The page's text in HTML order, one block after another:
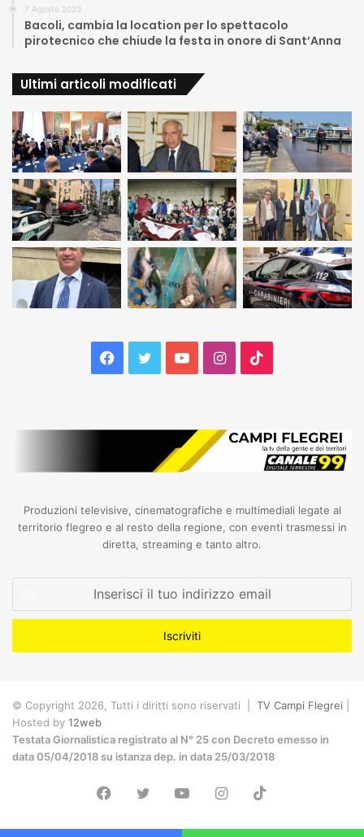
7 Agosto 2023
Bacoli, cambia la location per lo spettacolo
pirotecnico che chiude la festa in onore di Sant’Anna
Ultimi articoli modificati
Facebook
TwitterYouTubeInstagram
Produzioni televisive, cinematografiche e multimediali legate al
territorio flegreo e al resto della regione, con eventi trasmessi in
diretta, streaming e tanto altro.
tuo
email
© Copyright 2026, Tutti i diritti sono riservati | TV Campi Flegrei
Hosted by 12web
Testata Giornalistica registrato al N° 25 con Decreto emesso in
data 05/04/2018 su istanza dep. in data 25/03/2018
Facebook
TwitterYouTubeInstagram